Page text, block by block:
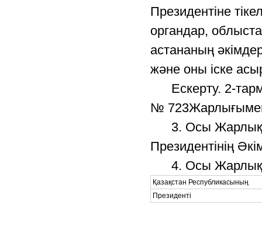
Президентіне
органдар,
астананың
және оны іске
Ескерту. 2-
№
3. Осы
Президентінің
4. Осы Жарлық
Қазақстан Республикасының
Президенті